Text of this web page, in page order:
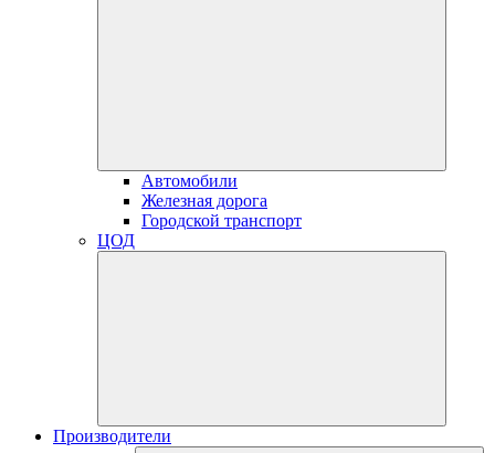
Автомобили
Железная дорога
Городской транспорт
ЦОД
Производители